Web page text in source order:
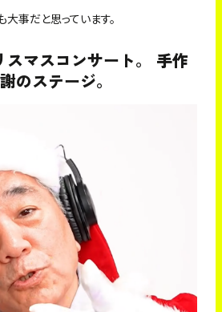
大事だと思っています。
スマスコンサート。 手作
のステージ。